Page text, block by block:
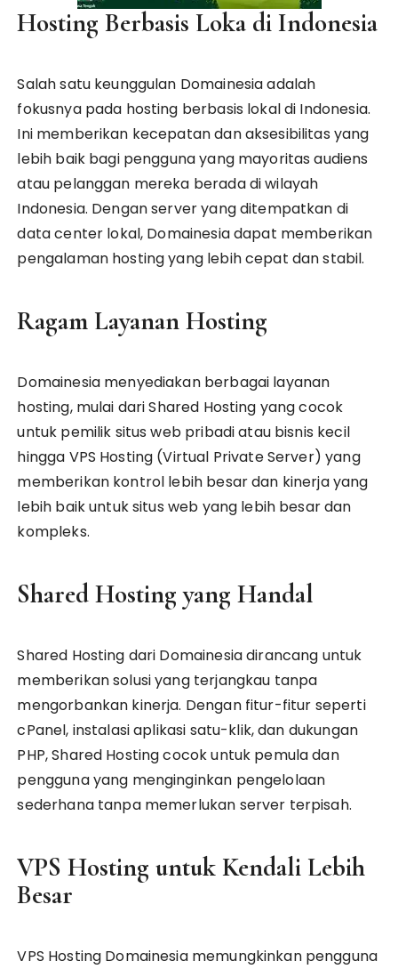
Hosting Berbasis Loka di Indonesia
Salah satu keunggulan Domainesia adalah
fokusnya pada hosting berbasis lokal di Indonesia.
Ini memberikan kecepatan dan aksesibilitas yang
lebih baik bagi pengguna yang mayoritas audiens
atau pelanggan mereka berada di wilayah
Indonesia. Dengan server yang ditempatkan di
data center lokal, Domainesia dapat memberikan
pengalaman hosting yang lebih cepat dan stabil.
Ragam Layanan Hosting
Domainesia menyediakan berbagai layanan
hosting, mulai dari Shared Hosting yang cocok
untuk pemilik situs web pribadi atau bisnis kecil
hingga VPS Hosting (Virtual Private Server) yang
memberikan kontrol lebih besar dan kinerja yang
lebih baik untuk situs web yang lebih besar dan
kompleks.
Shared Hosting yang Handal
Shared Hosting dari Domainesia dirancang untuk
memberikan solusi yang terjangkau tanpa
mengorbankan kinerja. Dengan fitur-fitur seperti
cPanel, instalasi aplikasi satu-klik, dan dukungan
PHP, Shared Hosting cocok untuk pemula dan
pengguna yang menginginkan pengelolaan
sederhana tanpa memerlukan server terpisah.
VPS Hosting untuk Kendali Lebih
Besar
VPS Hosting Domainesia memungkinkan pengguna